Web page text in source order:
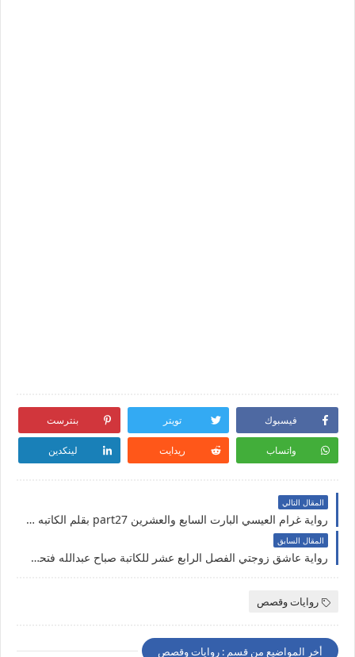
فيسبوك تويتر بنترست
واتساب ريدايت لينكدين
المقال التالي
رواية غرام العيسي البارت السابع والعشرين part27 بقلم الكاتبه أسماء السيد حصريه وجديده على مدونة النجم المتوهج للروايات والمعلومات
المقال السابق
رواية عاشق زوجتي الفصل الرابع عشر للكاتبة صباح عبدالله فتحي حصريه وجديده
روايات وقصص
أخر المواضيع من قسم : روايات وقصص